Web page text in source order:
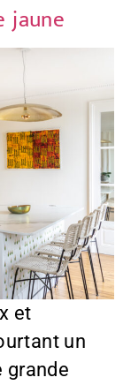
jaune
et
un
grande